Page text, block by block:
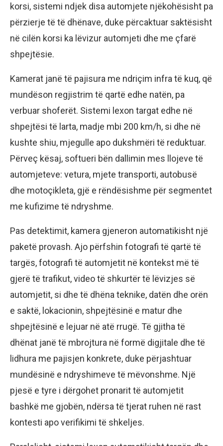
korsi, sistemi ndjek disa automjete njëkohësisht pa
përzierje të të dhënave, duke përcaktuar saktësisht
në cilën korsi ka lëvizur automjeti dhe me çfarë
shpejtësie.
Kamerat janë të pajisura me ndriçim infra të kuq, që
mundëson regjistrim të qartë edhe natën, pa
verbuar shoferët. Sistemi lexon targat edhe në
shpejtësi të larta, madje mbi 200 km/h, si dhe në
kushte shiu, mjegulle apo dukshmëri të reduktuar.
Përveç kësaj, softueri bën dallimin mes llojeve të
automjeteve: vetura, mjete transporti, autobusë
dhe motoçikleta, gjë e rëndësishme për segmentet
me kufizime të ndryshme.
Pas detektimit, kamera gjeneron automatikisht një
paketë provash. Ajo përfshin fotografi të qartë të
targës, fotografi të automjetit në kontekst më të
gjerë të trafikut, video të shkurtër të lëvizjes së
automjetit, si dhe të dhëna teknike, datën dhe orën
e saktë, lokacionin, shpejtësinë e matur dhe
shpejtësinë e lejuar në atë rrugë. Të gjitha të
dhënat janë të mbrojtura në formë digjitale dhe të
lidhura me pajisjen konkrete, duke përjashtuar
mundësinë e ndryshimeve të mëvonshme. Një
pjesë e tyre i dërgohet pronarit të automjetit
bashkë me gjobën, ndërsa të tjerat ruhen në rast
kontesti apo verifikimi të shkeljes.